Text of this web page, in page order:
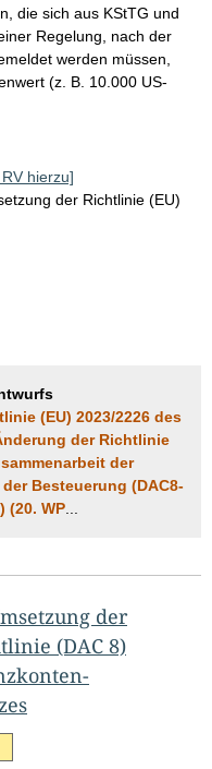
die sich aus KStTG und
Regelung, nach der
werden müssen,
(z. B. 10.000 US-
hierzu]
der Richtlinie (EU)
(EU) 2023/2226 des
der Richtlinie
der
Besteuerung (DAC8-
(20. WP
der
(DAC 8)